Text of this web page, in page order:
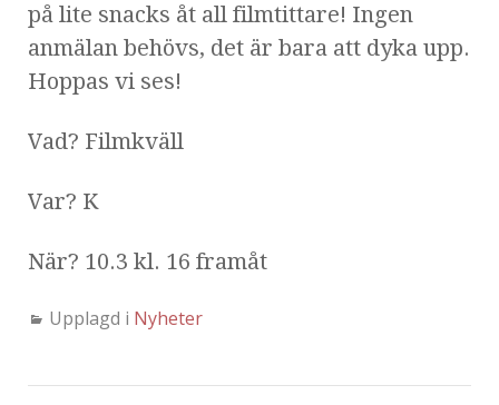
på lite snacks åt all filmtittare! Ingen
anmälan behövs, det är bara att dyka upp.
Hoppas vi ses!
Vad? Filmkväll
Var? K
När? 10.3 kl. 16 framåt
Upplagd i Nyheter